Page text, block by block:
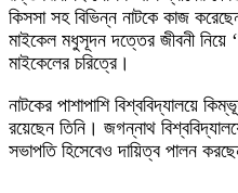
কিসসা সহ বিভিন্ন নাটকে কাজ
মাইকেল মধুসূদন দত্তের জীবনী নিয়ে
মাইকেলের চরিত্রে।
নাটকের পাশাপাশি বিশ্ববিদ্যালয়ে
রয়েছেন তিনি। জগন্নাথ
সভাপতি হিসেবেও দায়িত্ব পালন